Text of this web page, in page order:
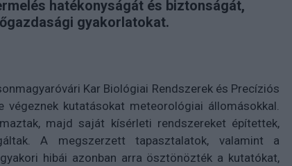
hatékonyságát és biztonságát,
gyakorlatokat.
Kar Biológiai Rendszerek és Precíziós
végeznek kutatásokat meteorológiai állomásokkal.
majd saját kísérleti rendszereket építettek,
A megszerzett tapasztalatok, valamint a
hibái azonban arra ösztönözték a kutatókat,